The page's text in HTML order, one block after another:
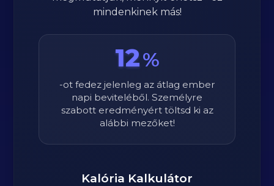
mindenkinek más!
12%
-ot fedez jelenleg az átlag ember
napi beviteléből. Személyre
szabott eredményért töltsd ki az
alábbi mezőket!
Kalória Kalkulátor